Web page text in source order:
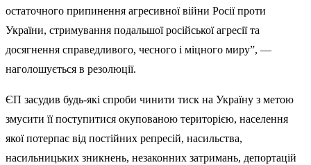
остаточного припинення агресивної війни Росії проти
України, стримування подальшої російської агресії та
досягнення справедливого, чесного і міцного миру”, —
наголошується в резолюції.
ЄП засудив будь-які спроби чинити тиск на Україну з метою
змусити її поступитися окупованою територією, населення
якої потерпає від постійних репресій, насильства,
насильницьких зникнень, незаконних затримань, депортацій